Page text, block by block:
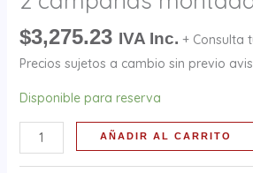
$3,275.23 IVA Inc. + Consulta
Precios sujetos a cambio sin previo
Disponible para reserva
AÑADIR AL CARRITO